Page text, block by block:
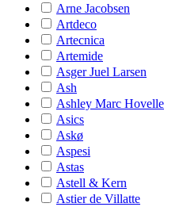
Arne Jacobsen
Artdeco
Artecnica
Artemide
Asger Juel Larsen
Ash
Ashley Marc Hovelle
Asics
Askø
Aspesi
Astas
Astell & Kern
Astier de Villatte